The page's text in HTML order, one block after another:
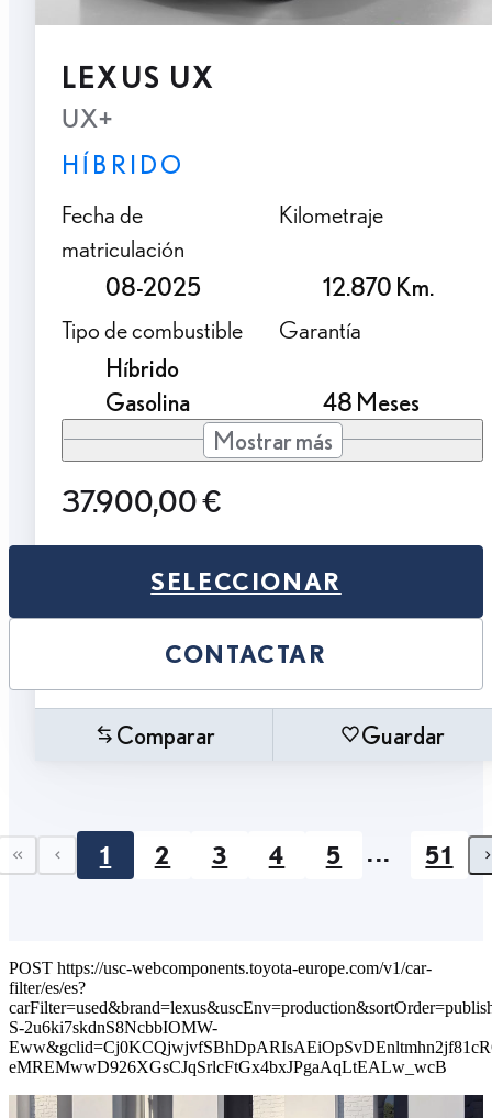
LEXUS UX
UX+
HÍBRIDO
Fecha de
matriculación
08-2025
Kilometraje
12.870 Km.
Tipo de combustible
Híbrido
Gasolina
Garantía
48 Meses
Mostrar más
37.900,00 €
SELECCIONAR
CONTACTAR
Comparar Guardar
First page
Previous page
1 2 3 4 5 ... 51
POST https://usc-webcomponents.toyota-europe.com/v1/car-
filter/es/es?
S-2u6ki7skdnS8NcbbIOMW-
eMREMwwD926XGsCJqSrlcFtGx4bxJPgaAqLtEALw_wcB